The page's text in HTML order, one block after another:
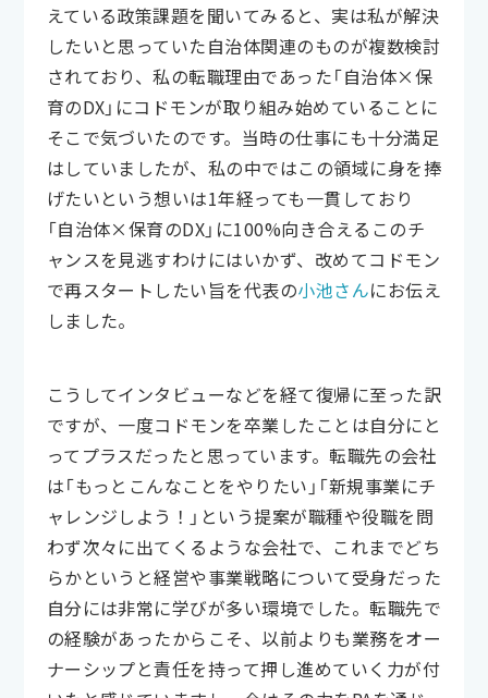
えている政策課題を聞いてみると、実は私が解決
したいと思っていた自治体関連のものが複数検討
されており、私の転職理由であった「自治体×保
育のDX」にコドモンが取り組み始めていることに
そこで気づいたのです。当時の仕事にも十分満足
はしていましたが、私の中ではこの領域に身を捧
げたいという想いは1年経っても一貫しており
「自治体×保育のDX」に100%向き合えるこのチ
ャンスを見逃すわけにはいかず、改めてコドモン
で再スタートしたい旨を代表の小池さんにお伝え
しました。
こうしてインタビューなどを経て復帰に至った訳
ですが、一度コドモンを卒業したことは自分にと
ってプラスだったと思っています。転職先の会社
は「もっとこんなことをやりたい」「新規事業にチ
ャレンジしよう！」という提案が職種や役職を問
わず次々に出てくるような会社で、これまでどち
らかというと経営や事業戦略について受身だった
自分には非常に学びが多い環境でした。転職先で
の経験があったからこそ、以前よりも業務をオー
ナーシップと責任を持って押し進めていく力が付